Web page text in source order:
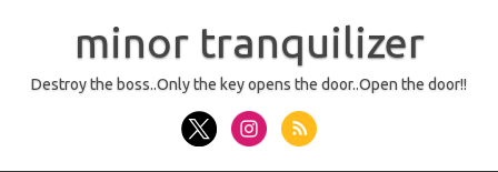
minor tranquilizer
Destroy the boss..Only the key opens the door..Open the door!!